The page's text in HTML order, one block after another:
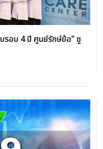
รอบ 4 ปี ศูนย์รักษ์ข้อ” ชู